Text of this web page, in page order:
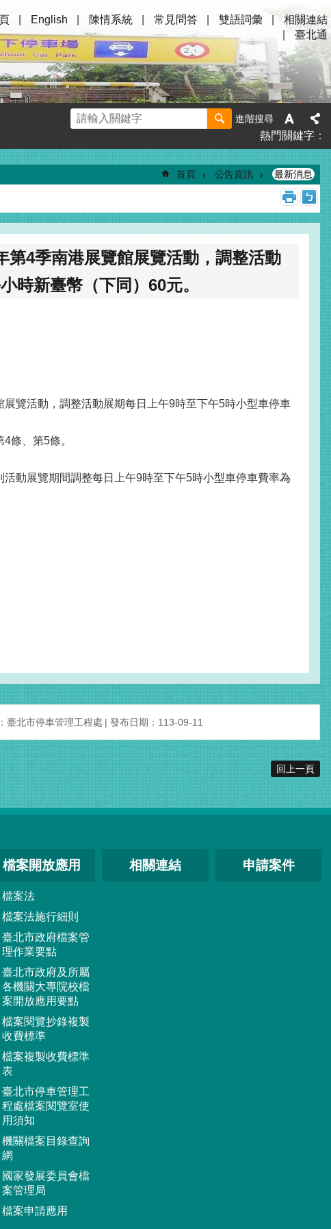
English 陳情系統 常見問答 雙語詞彙
相關連結
臺北通
進階搜尋
熱門關鍵字
首頁 公告資訊 最新消息
4季南港展覽館展覽活動，調整活動
時新臺幣（下同）60元。
覽活動，調整活動展期每日上午9時至下午5時小型車停車
條、第5條。
動展覽期間調整每日上午9時至下午5時小型車停車費率為
臺北市停車管理工程處 發布日期：113-09-11
回上一頁
檔案開放應用
檔案法
檔案法施行細則
臺北市政府檔案管
理作業要點
臺北市政府及所屬
各機關大專院校檔
案開放應用要點
檔案閱覽抄錄複製
收費標準
檔案複製收費標準
表
臺北市停車管理工
程處檔案閱覽室使
用須知
機關檔案目錄查詢
網
國家發展委員會檔
案管理局
檔案申請應用
相關連結 申請案件